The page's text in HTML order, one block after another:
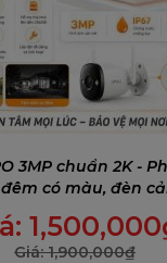
3MP chuẩn 2K -
có màu, đèn
1,500,000
Giá:1,900,000₫